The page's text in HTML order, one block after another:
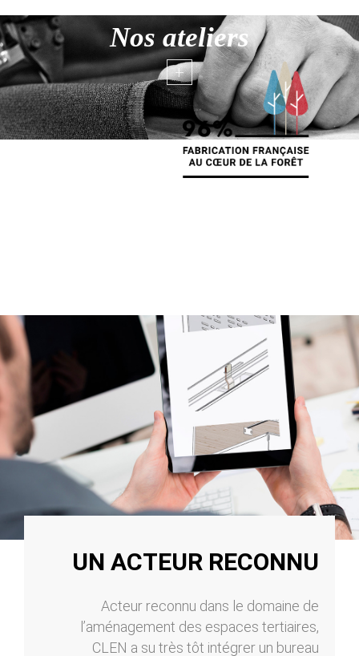
Nos ateliers
+
UN ACTEUR RECONNU
Acteur reconnu dans le domaine de
l’aménagement des espaces tertiaires,
CLEN a su très tôt intégrer un bureau